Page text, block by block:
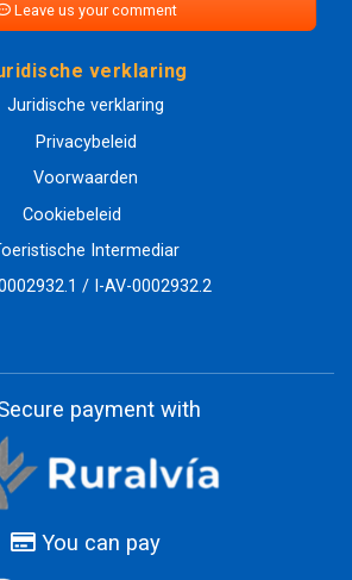
verklaring
Juridische verklaring
Privacybeleid
Voorwaarden
Cookiebeleid
Intermediar
/ I-AV-0002932.2
Leave us your comment
payment with
You can pay